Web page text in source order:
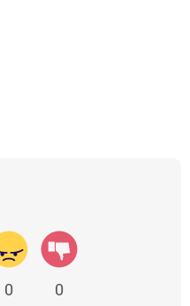
0 0